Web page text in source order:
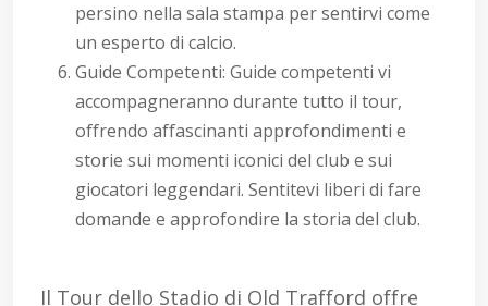
persino nella sala stampa per sentirvi come
un esperto di calcio.
Guide Competenti: Guide competenti vi
accompagneranno durante tutto il tour,
offrendo affascinanti approfondimenti e
storie sui momenti iconici del club e sui
giocatori leggendari. Sentitevi liberi di fare
domande e approfondire la storia del club.
Il Tour dello Stadio di Old Trafford offre